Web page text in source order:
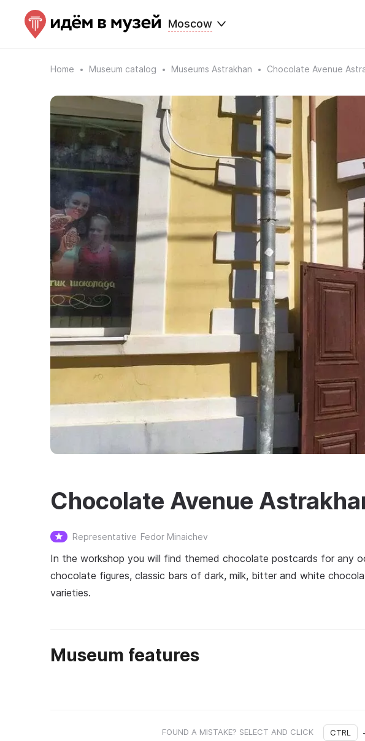
Moscow
Home Museum catalog Museums Astrakhan Chocolate Avenue
Chocolate Avenue
Representative Fedor Minaichev
In the workshop you will find themed chocolate postcards for any
chocolate figures, classic bars of dark, milk, bitter and white
varieties.
Museum features
FOUND A MISTAKE? SELECT AND CLICK CTRL